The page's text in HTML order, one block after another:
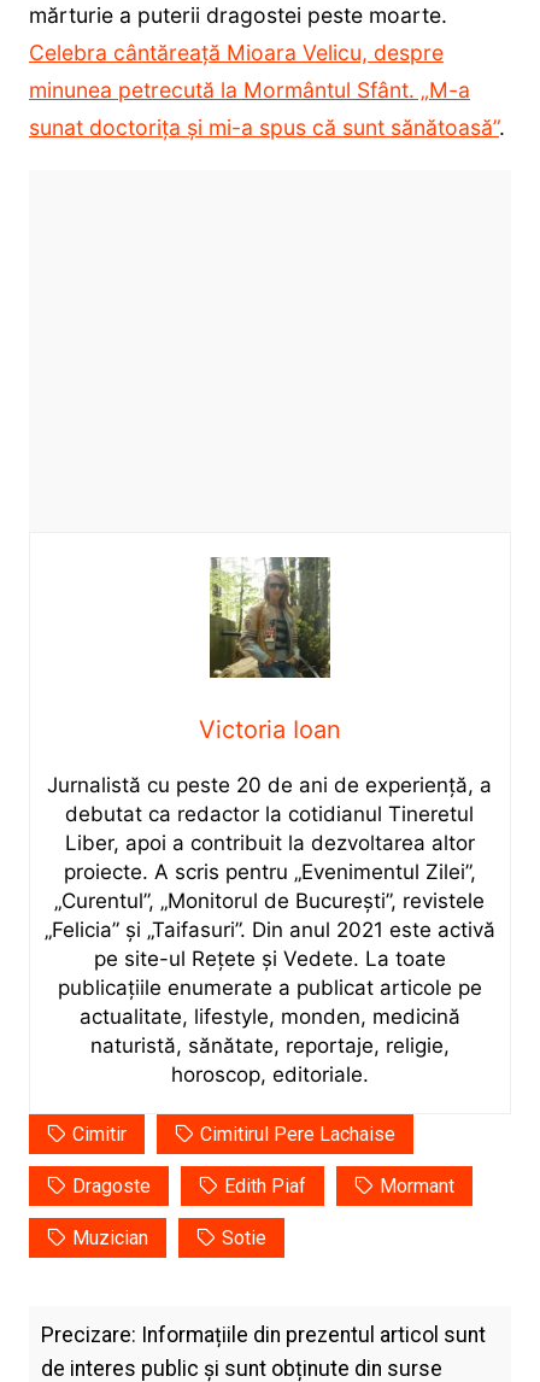
mărturie a puterii dragostei peste moarte.
Celebra cântăreață Mioara Velicu, despre
minunea petrecută la Mormântul Sfânt. „M-a
sunat doctorița și mi-a spus că sunt sănătoasă”.
Victoria Ioan
Jurnalistă cu peste 20 de ani de experiență, a
debutat ca redactor la cotidianul Tineretul
Liber, apoi a contribuit la dezvoltarea altor
proiecte. A scris pentru „Evenimentul Zilei”,
„Curentul”, „Monitorul de București”, revistele
„Felicia” și „Taifasuri”. Din anul 2021 este activă
pe site-ul Rețete și Vedete. La toate
publicațiile enumerate a publicat articole pe
actualitate, lifestyle, monden, medicină
naturistă, sănătate, reportaje, religie,
horoscop, editoriale.
Cimitir Cimitirul Pere Lachaise
Dragoste Edith Piaf Mormant
Muzician Sotie
Precizare: Informațiile din prezentul articol sunt
de interes public și sunt obținute din surse